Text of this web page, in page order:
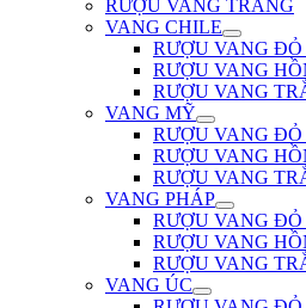
RƯỢU VANG TRẮNG
VANG CHILE
RƯỢU VANG ĐỎ
RƯỢU VANG
RƯỢU VANG
VANG MỸ
RƯỢU VANG
RƯỢU VANG
RƯỢU VANG
VANG PHÁP
RƯỢU VANG ĐỎ
RƯỢU VANG
RƯỢU VANG
VANG ÚC